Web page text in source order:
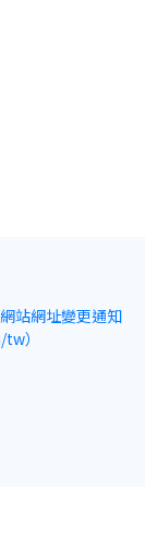
站網址變更通知
）